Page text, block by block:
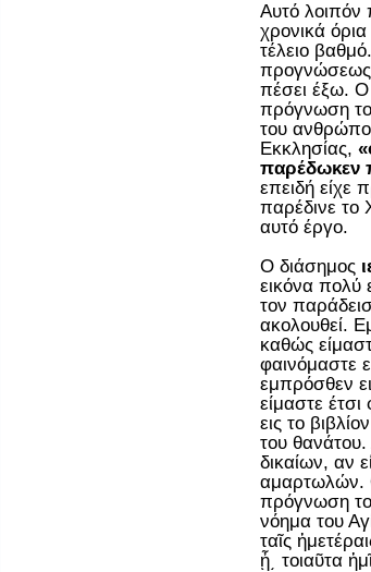
Αυτό λοιπόν
χρονικά
τέλειο
προγνώσεως
πέσει έξω.
πρόγνωση
του
Εκκλησίας,
παρέδωκεν
επειδή είχε
παρέδινε το
αυτό έργο.
Ο διάσημος
εικόνα πολύ
τον
ακολουθεί.
καθώς
φαινόμαστε
εμπρόσθεν
είμαστε
εις το
του θανάτου.
δικαίων, αν
αμαρτωλών.
πρόγνωση
νόημα του
ταῖς
ᾖ͵ τοιαῦτα